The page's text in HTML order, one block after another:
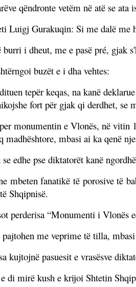
qëndronte vetëm në atë se
Luigj Gurakuqin: Si me dalë me
i dheut, me e pasë pré, gjak
buzët e i dha vehtes:
tepër keqas, na kanë
fort për gjak qi derdhet,
monumentin e Vlonës, në
madhështore, mbasi ai ka qenë
edhe pse diktatorët kanë
mbeten fanatikë të porosive të
Shqipnisë.
perderisa “Monumenti i
me veprime të tilla,
kujtojnë pasuesit e vrasësve
di mirë kush e krijoi Shtetin